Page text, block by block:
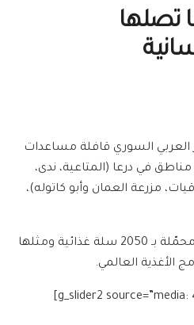
تصلها
السوري قافلة مساعدات
إنسانية تحمل مواد إغاثية لـ 8 مناطق في درعا (المتاعية، ندى،
مزرعة العمان وأبو كاتوله)،
تألّفت القافلة من 15 شاحنة محمّلة بـ 2050 سلة غذائية ومثلها
الأغذية العالمي.